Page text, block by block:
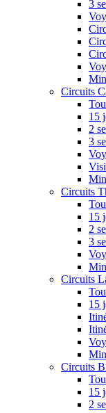
3
Circuits
15
2
3
Circuits
15
2
3
Circuits
15
Circuits
15
2